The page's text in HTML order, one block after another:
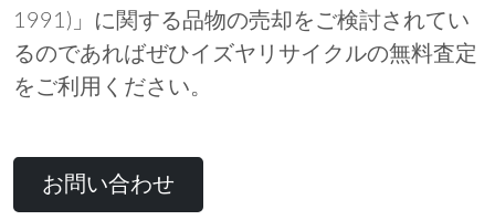
1991)」に関する品物の売却をご検討されてい
るのであればぜひイズヤリサイクルの無料査定
をご利用ください。
お問い合わせ